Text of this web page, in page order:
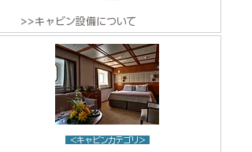
>>キャビン設備について
<キャビンカテゴリ>